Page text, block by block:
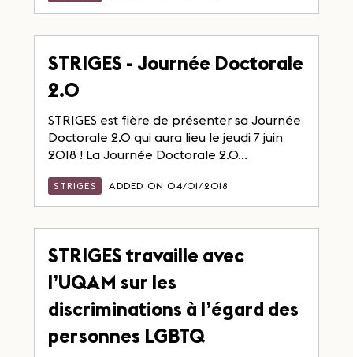
STRIGES - Journée Doctorale
2.0
STRIGES est fière de présenter sa Journée
Doctorale 2.0 qui aura lieu le jeudi 7 juin
2018 ! La Journée Doctorale 2.0...
STRIGES ADDED ON 04/01/2018
STRIGES travaille avec
l’UQAM sur les
discriminations à l’égard des
personnes LGBTQ